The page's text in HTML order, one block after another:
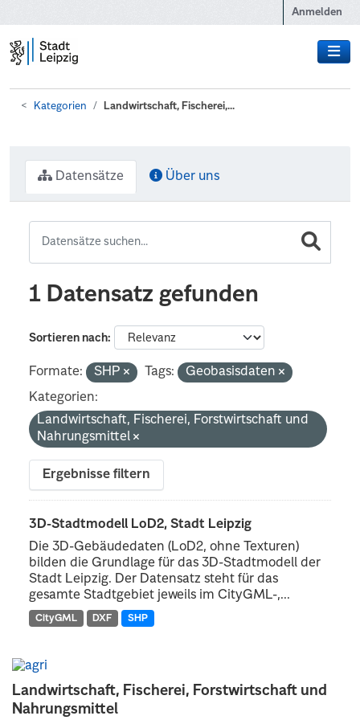
Anmelden
Kategorien Landwirtschaft, Fischerei,...
Landwirtschaft, Fischerei, Forstwirtschaft und
Nahrungsmittel
Datensätze Über uns
1 Datensatz gefunden
Sortieren nach
Formate: SHP Tags:
Geobasisdaten
Kategorien:
Landwirtschaft, Fischerei, Forstwirtschaft und
Nahrungsmittel
Ergebnisse filtern
3D-Stadtmodell LoD2, Stadt Leipzig
Die 3D-Gebäudedaten (LoD2, ohne Texturen)
bilden die Grundlage für das 3D-Stadtmodell der
Stadt Leipzig. Der Datensatz steht für das
gesamte Stadtgebiet jeweils im CityGML-,...
CityGML DXF SHP